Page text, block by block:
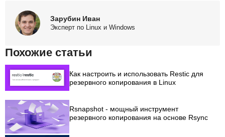
Зарубин Иван
Эксперт по Linux и Windows
Похожие статьи
Как настроить и использовать Restic для
резервного копирования в Linux
Rsnapshot - мощный инструмент
резервного копирования на основе Rsync